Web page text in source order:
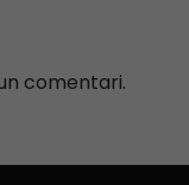
comentari.